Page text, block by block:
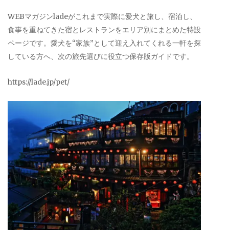
WEBマガジンladeがこれまで実際に愛犬と旅し、宿泊し、
食事を重ねてきた宿とレストランをエリア別にまとめた特設
ページです。愛犬を“家族”として迎え入れてくれる一軒を探
している方へ、次の旅先選びに役立つ保存版ガイドです。
https://lade.jp/pet/